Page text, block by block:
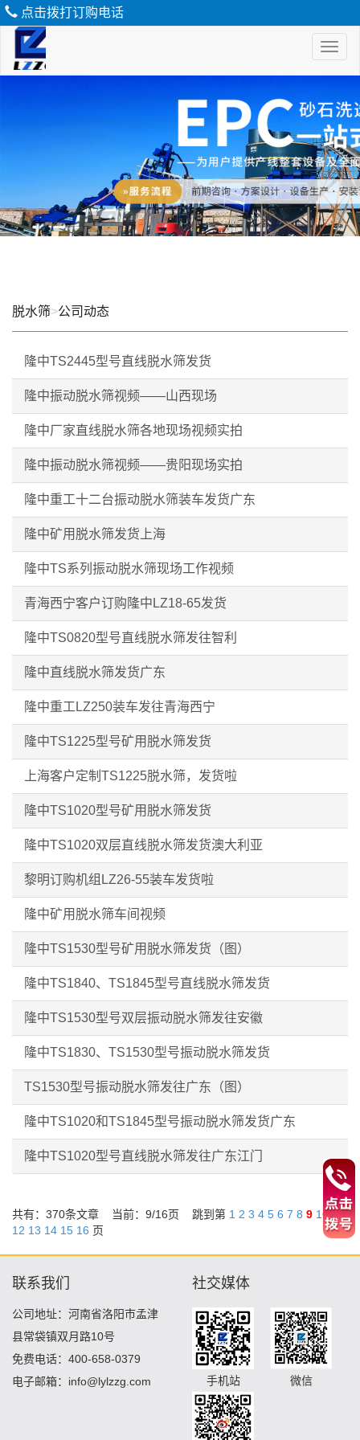
点击拨打订购电话
水
脱水筛>公司动态
隆中TS2445型号直线脱水筛发货
隆中振动脱水筛视频——山西现场
隆中厂家直线脱水筛各地现场视频实拍
隆中振动脱水筛视频——贵阳现场实拍
隆中重工十二台振动脱水筛装车发货广东
隆中矿用脱水筛发货上海
隆中TS系列振动脱水筛现场工作视频
青海西宁客户订购隆中LZ18-65发货
隆中TS0820型号直线脱水筛发往智利
隆中直线脱水筛发货广东
隆中重工LZ250装车发往青海西宁
隆中TS1225型号矿用脱水筛发货
上海客户定制TS1225脱水筛，发货啦
隆中TS1020型号矿用脱水筛发货
隆中TS1020双层直线脱水筛发货澳大利亚
黎明订购机组LZ26-55装车发货啦
隆中矿用脱水筛车间视频
隆中TS1530型号矿用脱水筛发货（图）
隆中TS1840、TS1845型号直线脱水筛发货
隆中TS1530型号双层振动脱水筛发往安徽
隆中TS1830、TS1530型号振动脱水筛发货
TS1530型号振动脱水筛发往广东（图）
隆中TS1020和TS1845型号振动脱水筛发货广东
隆中TS1020型号直线脱水筛发往广东江门
共有：370条文章 当前： 9/16页 跳到第 1 2 3 4 5 6 7 8 9 10 11
12 13 14 15 16 页
联系我们
公司地址：河南省洛阳市孟津
县常袋镇双月路10号
免费电话：400-658-0379
电子邮箱：info@lylzzg.com
社交媒体
手机站 微信